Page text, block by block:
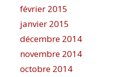
février 2015
janvier 2015
décembre 2014
novembre 2014
octobre 2014